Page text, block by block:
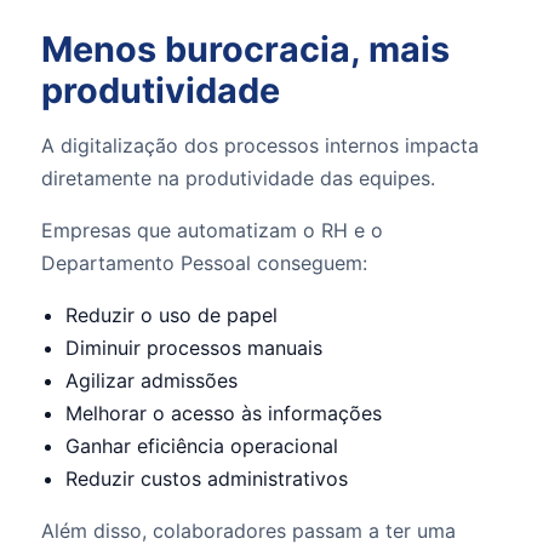
Menos burocracia, mais
produtividade
A digitalização dos processos internos impacta
diretamente na produtividade das equipes.
Empresas que automatizam o RH e o
Departamento Pessoal conseguem:
Reduzir o uso de papel
Diminuir processos manuais
Agilizar admissões
Melhorar o acesso às informações
Ganhar eficiência operacional
Reduzir custos administrativos
Além disso, colaboradores passam a ter uma